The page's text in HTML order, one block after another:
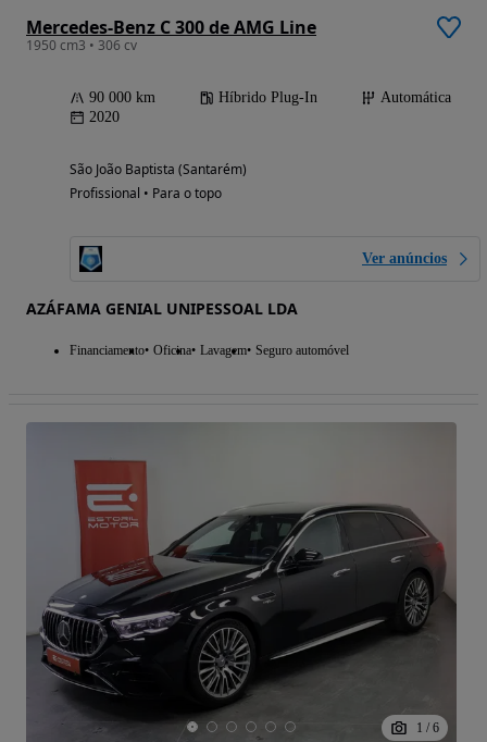
Mercedes-Benz C 300 de AMG Line
1950 cm3 • 306 cv
90 000 km Híbrido Plug-In
Automática
2020
São João Baptista (Santarém)
Profissional • Para o topo
Ver anúncios
AZÁFAMA GENIAL UNIPESSOAL LDA
Financiamento Oficina Lavagem Seguro automóvel
1 / 6